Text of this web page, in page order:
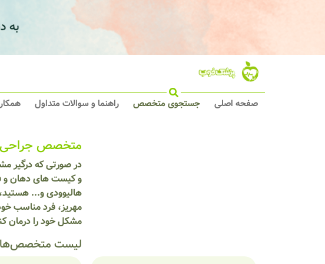
صفحه اصلی جستجوی متخصص راهنما و سوالات متداول
متخصص جراحی
در صورتی که درگیر
و کیست های دهان و
هالیوودی و...
مهریز، فرد مناسب
مشکل خود را درمان
لیست